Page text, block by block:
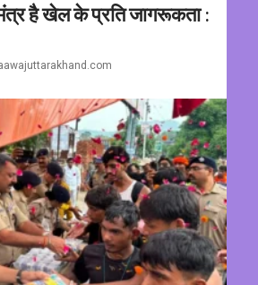
है खेल के प्रति जागरूकता :